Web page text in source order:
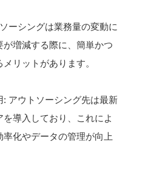
ーシングは業務量の変動に
増減する際に、簡単かつ
リットがあります。
アウトソーシング先は最新
導入しており、これによ
化やデータの管理が向上